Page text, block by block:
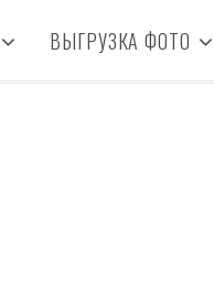
ВЫГРУЗКА ФОТО